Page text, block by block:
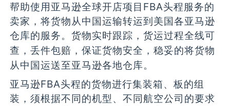
帮助使用亚马逊全球开店项目FBA头程服务的
卖家，将货物从中国运输转运到美国各亚马逊
仓库的服务。货物实时跟踪，货运过程全线可
查，丢件包赔，保证货物安全，稳妥的将货物
从中国运送至亚马逊各地仓库。
亚马逊FBA头程的货物进行集装箱、板的组
装，须根据不同的机型、不同航空公司的要求